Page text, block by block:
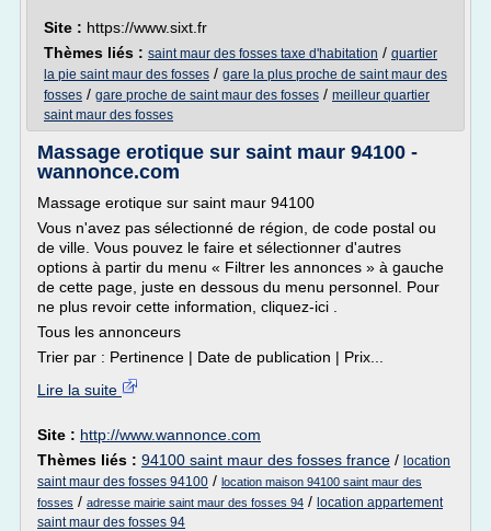
Site : https://www.sixt.fr
Thèmes liés : saint maur des fosses taxe d'habitation / quartier
la pie saint maur des fosses / gare la plus proche de saint maur des
fosses / gare proche de saint maur des fosses / meilleur quartier
saint maur des fosses
Massage erotique sur saint maur 94100 -
wannonce.com
Massage erotique sur saint maur 94100
Vous n'avez pas sélectionné de région, de code postal ou
de ville. Vous pouvez le faire et sélectionner d'autres
options à partir du menu « Filtrer les annonces » à gauche
de cette page, juste en dessous du menu personnel. Pour
ne plus revoir cette information, cliquez-ici .
Tous les annonceurs
Trier par : Pertinence | Date de publication | Prix...
Lire la suite
Site : http://www.wannonce.com
Thèmes liés : 94100 saint maur des fosses france / location
saint maur des fosses 94100 / location maison 94100 saint maur des
fosses / adresse mairie saint maur des fosses 94 / location appartement
saint maur des fosses 94